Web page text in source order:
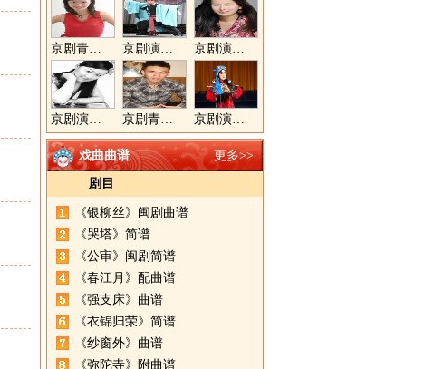
京剧青衣演员周利 京剧演员郝帅 京剧演员王奕戈
京剧演员陈晓霞 京剧青年演员郝杰 京剧演员张美超
更多>>
戏曲曲谱
剧目
《银柳丝》闽剧曲谱
《哭塔》简谱
《公审》闽剧简谱
《春江月》配曲谱
《强支床》曲谱
《衣锦归荣》简谱
《纱窗外》曲谱
《弥陀寺》附曲谱